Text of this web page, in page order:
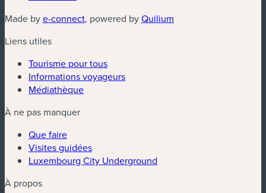
Made bye-connect(nouvelle fenêtre)
, powered byQuilium
Liens utiles
Tourisme pour tous
Informations voyageurs
Médiathèque
À ne pas manquer
Que faire
Visites guidées
Luxembourg City Underground
À propos